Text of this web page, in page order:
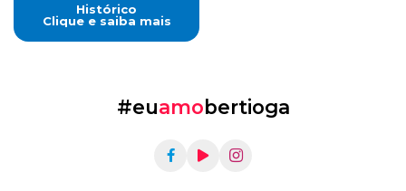
Histórico
Clique e saiba mais
#euamobertioga